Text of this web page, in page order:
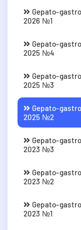
Gepato-
2026 №1
Gepato-
2025 №4
Gepato-
2025 №3
Gepato-
2025 №2
Gepato-
2023 №3
Gepato-
2023 №2
Gepato-
2023 №1